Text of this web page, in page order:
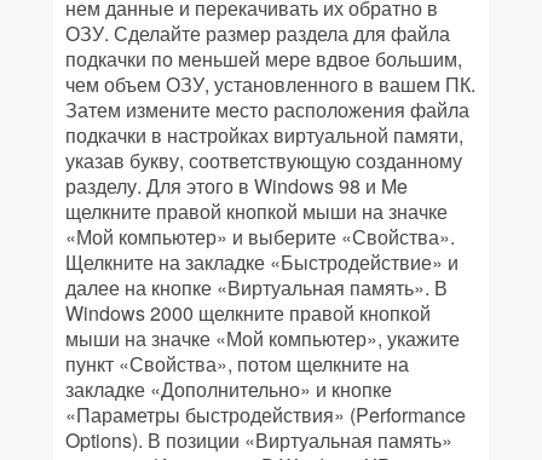
нем данные и перекачивать их обратно в
ОЗУ. Сделайте размер раздела для файла
подкачки по меньшей мере вдвое большим,
чем объем ОЗУ, установленного в вашем ПК.
Затем измените место расположения файла
подкачки в настройках виртуальной памяти,
указав букву, соответствующую созданному
разделу. Для этого в Windows 98 и Me
щелкните правой кнопкой мыши на значке
«Мой компьютер» и выберите «Свойства».
Щелкните на закладке «Быстродействие» и
далее на кнопке «Виртуальная память». В
Windows 2000 щелкните правой кнопкой
мыши на значке «Мой компьютер», укажите
пункт «Свойства», потом щелкните на
закладке «Дополнительно» и кнопке
«Параметры быстродействия» (Performance
Options). В позиции «Виртуальная память»